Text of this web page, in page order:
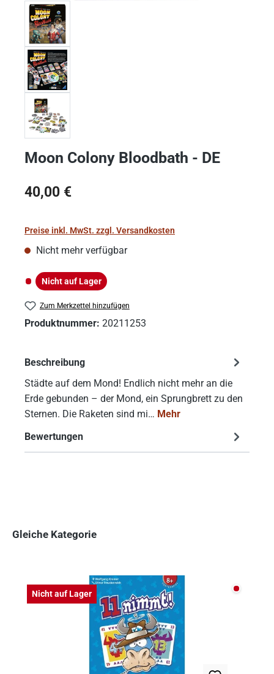
Moon Colony Bloodbath - DE
Regulärer Preis:
40,00 €
Preise inkl. MwSt. zzgl. Versandkosten
Nicht mehr verfügbar
Nicht auf Lager
Nicht auf Lager
Zum Merkzettel hinzufügen
Produktnummer: 20211253
Beschreibung
Städte auf dem Mond! Endlich nicht mehr an die
Erde gebunden – der Mond, ein Sprungbrett zu den
Sternen. Die Raketen sind mi… Mehr
Bewertungen
Gleiche Kategorie
Nicht auf Lager Nicht